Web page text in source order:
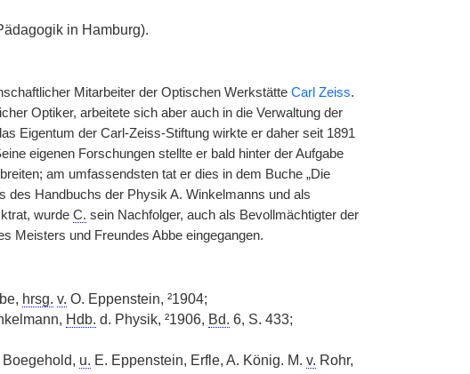
in Hamburg).
Mitarbeiter der Optischen Werkstätte Carl Zeiss.
Optiker, arbeitete sich aber auch in die Verwaltung der
Eigentum der Carl-Zeiss-Stiftung wirkte er daher seit 1891
eigenen Forschungen stellte er bald hinter der Aufgabe
am umfassendsten tat er dies in dem Buche „Die
des Handbuchs der Physik A. Winkelmanns und als
wurde C. sein Nachfolger, auch als Bevollmächtigter der
Meisters und Freundes Abbe eingegangen.
hrsg. v. O. Eppenstein, ²1904;
Hdb. d. Physik, ²1906, Bd. 6, S. 433;
Boegehold, u. E. Eppenstein, Erfle, A. König. M. v. Rohr,